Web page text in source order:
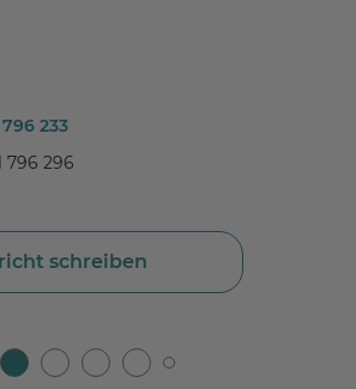
233
796 296
schreiben